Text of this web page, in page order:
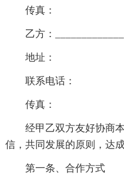
传真：
乙方：
地址：
联系电话：
传真：
经甲乙双方友好协商本
信，共同发展的原则，达
第一条、合作方式